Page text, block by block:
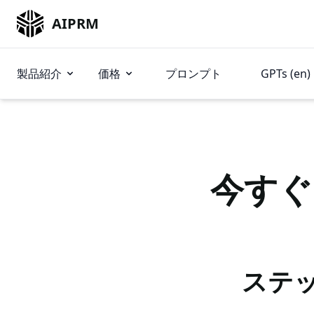
AIPRM
製品紹介 価格 プロンプト GPTs (en)
今す
ステ